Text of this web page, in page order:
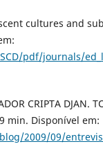
cultures and
pdf/journals/
CRIPTA DJAN.
min. Disponível em:
2009/09/